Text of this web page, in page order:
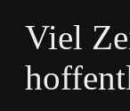
Viel